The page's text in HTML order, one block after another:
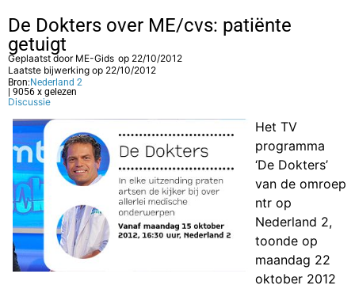
De Dokters over ME/cvs: patiënte
getuigt
Geplaatst door ME-Gids op 22/10/2012
Laatste bijwerking op 22/10/2012
Bron: Nederland 2
| 9056 x gelezen
Discussie
Het TV
programma
‘De Dokters’
van de omroep
ntr op
Nederland 2,
toonde op
maandag 22
oktober 2012